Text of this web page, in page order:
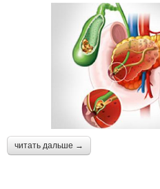
читать дальше →